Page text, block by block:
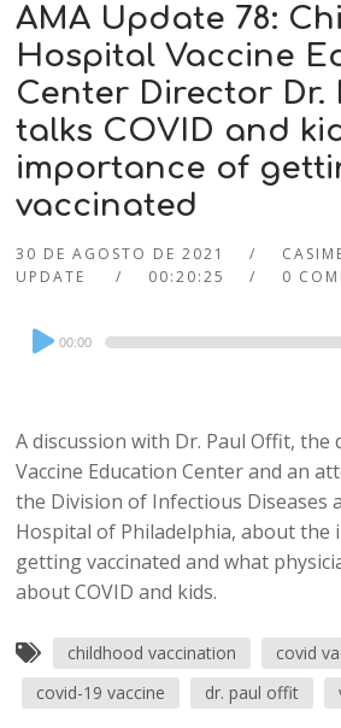
AMA Update 78:
Hospital Vaccine
Center Director Dr.
talks COVID and
importance of
vaccinated
30 DE AGOSTO DE 2021
UPDATE
00:20:25 0
Audio
Player
00:00
A discussion with Dr. Paul Offit,
Vaccine Education Center and an
the Division of Infectious Diseases
Hospital of Philadelphia, about the
getting vaccinated and what
about COVID and kids.
childhood vaccination covid
covid-19 vaccine
dr. paul offit